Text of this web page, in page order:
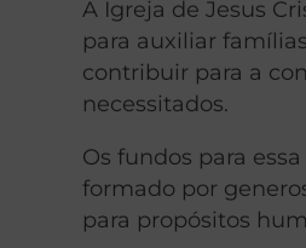
A Igreja de Jesus
para auxiliar
contribuir para a
necessitados.
Os fundos para
formado por
para propósitos